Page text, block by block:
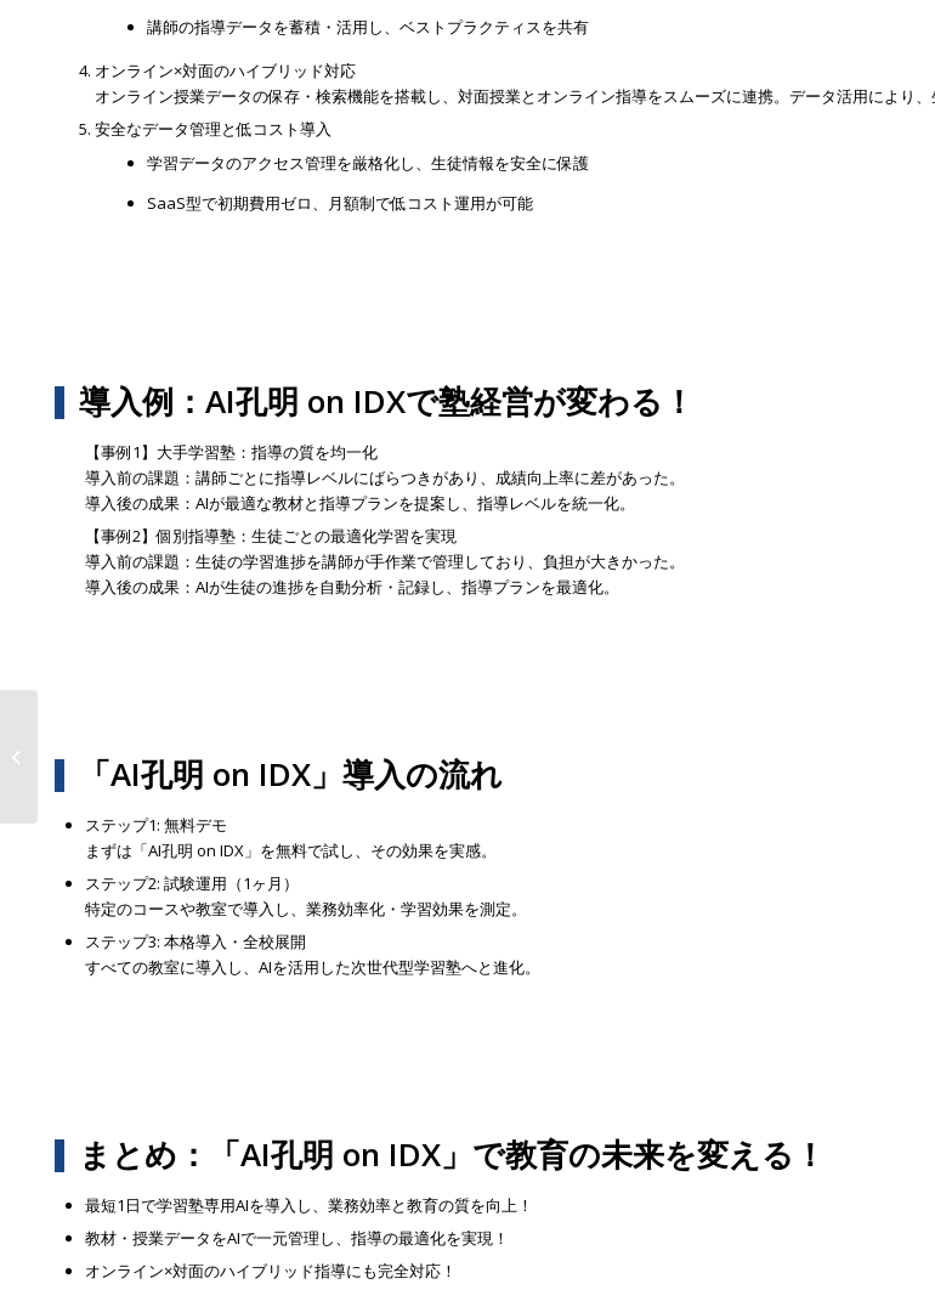
講師の指導データを蓄積・活用し、ベストプラクティスを共有
オンライン×対面のハイブリッド対応
オンライン授業データの保存・検索機能を搭載し、対面授業とオンライン指導をスムーズに連携。データ活用により、
安全なデータ管理と低コスト導入
学習データのアクセス管理を厳格化し、生徒情報を安全に保護
SaaS型で初期費用ゼロ、月額制で低コスト運用が可能
導入例：AI孔明 on IDXで塾経営が変わる！
【事例1】大手学習塾：指導の質を均一化
導入前の課題：講師ごとに指導レベルにばらつきがあり、成績向上率に差があった。
導入後の成果：AIが最適な教材と指導プランを提案し、指導レベルを統一化。
【事例2】個別指導塾：生徒ごとの最適化学習を実現
導入前の課題：生徒の学習進捗を講師が手作業で管理しており、負担が大きかった。
導入後の成果：AIが生徒の進捗を自動分析・記録し、指導プランを最適化。
「AI孔明 on IDX」導入の流れ
ステップ1: 無料デモ
まずは「AI孔明 on IDX」を無料で試し、その効果を実感。
ステップ2: 試験運用（1ヶ月）
特定のコースや教室で導入し、業務効率化・学習効果を測定。
ステップ3: 本格導入・全校展開
すべての教室に導入し、AIを活用した次世代型学習塾へと進化。
まとめ：「AI孔明 on IDX」で教育の未来を変える！
最短1日で学習塾専用AIを導入し、業務効率と教育の質を向上！
教材・授業データをAIで一元管理し、指導の最適化を実現！
オンライン×対面のハイブリッド指導にも完全対応！
財管理の未来！ �...